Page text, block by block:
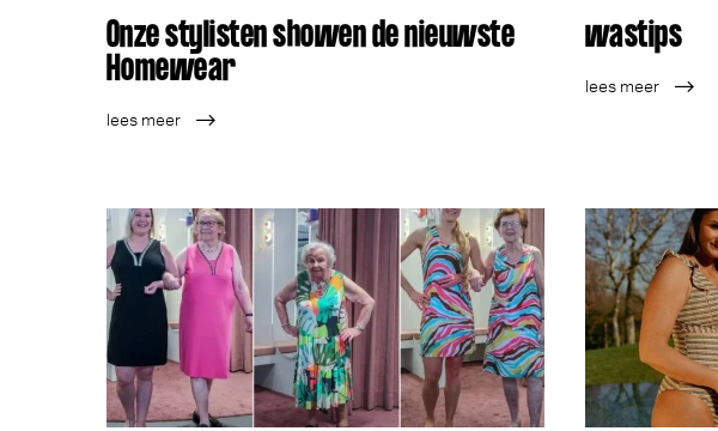
Onze stylisten showen de nieuwste
Homewear
lees meer
wastips
lees meer